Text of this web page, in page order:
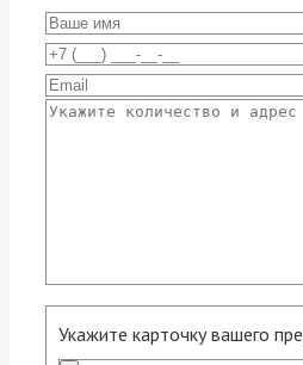
Укажите карточку вашего